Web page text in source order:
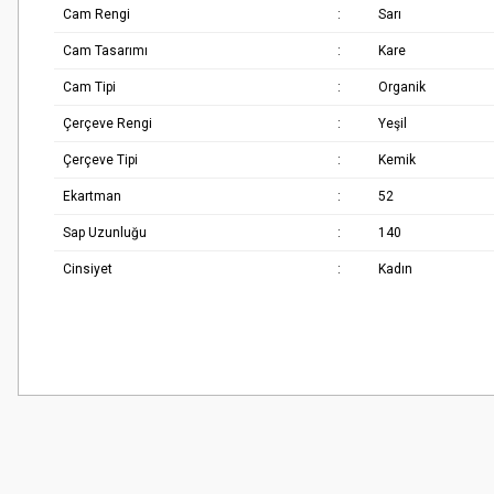
Cam Rengi : Sarı
Cam Tasarımı : Kare
Cam Tipi : Organik
Çerçeve Rengi : Yeşil
Çerçeve Tipi : Kemik
Ekartman : 52
Sap Uzunluğu : 140
Cinsiyet : Kadın
Görüş ve önerileriniz için teşekkür ederiz.